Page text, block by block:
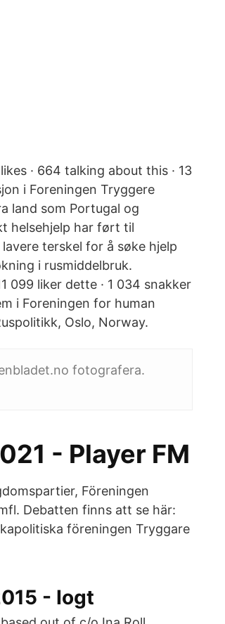
· 664 talking about this · 13
i Foreningen Tryggere
land som Portugal og
helsehjelp har ført til
terskel for å søke hjelp
i rusmiddelbruk.
099 liker dette · 1 034 snakker
i Foreningen for human
Oslo, Norway.
fotografera.
- Player FM
Föreningen
Debatten finns att se här:
föreningen Tryggare
- Iogt